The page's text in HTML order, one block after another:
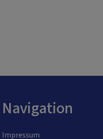
Navigation
Impressum